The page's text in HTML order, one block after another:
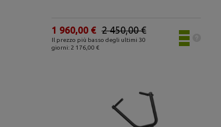
Il prezzo più basso degli ultimi 30
giorni: 2 176,00 €
2 450,00 €
1 960,00 €